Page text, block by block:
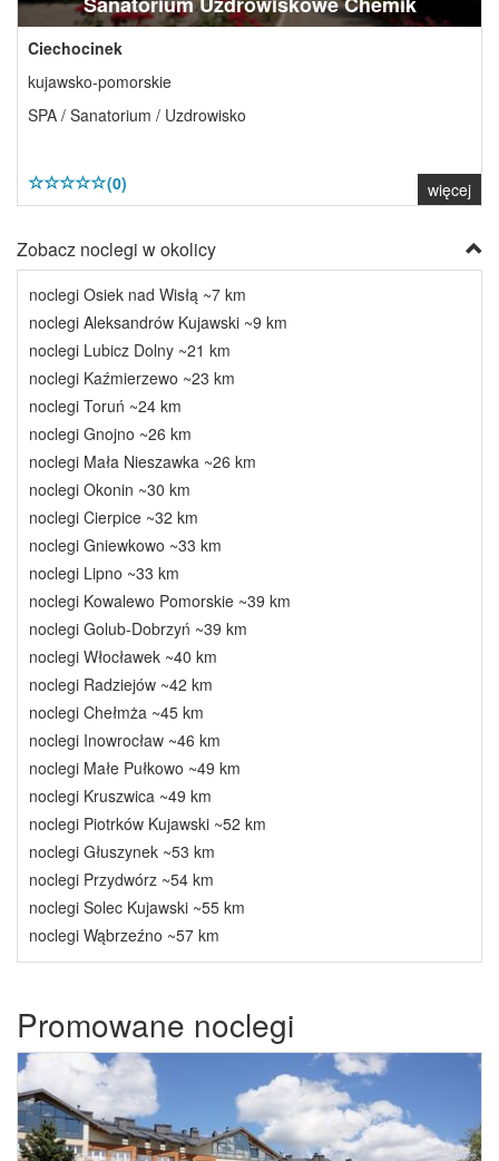
Ciechocinek
kujawsko-pomorskie
SPA / Sanatorium / Uzdrowisko
(0) więcej
Zobacz noclegi w okolicy
noclegi Osiek nad Wisłą ~7 km
noclegi Aleksandrów Kujawski ~9 km
noclegi Lubicz Dolny ~21 km
noclegi Kaźmierzewo ~23 km
noclegi Toruń ~24 km
noclegi Gnojno ~26 km
noclegi Mała Nieszawka ~26 km
noclegi Okonin ~30 km
noclegi Cierpice ~32 km
noclegi Gniewkowo ~33 km
noclegi Lipno ~33 km
noclegi Kowalewo Pomorskie ~39 km
noclegi Golub-Dobrzyń ~39 km
noclegi Włocławek ~40 km
noclegi Radziejów ~42 km
noclegi Chełmża ~45 km
noclegi Inowrocław ~46 km
noclegi Małe Pułkowo ~49 km
noclegi Kruszwica ~49 km
noclegi Piotrków Kujawski ~52 km
noclegi Głuszynek ~53 km
noclegi Przydwórz ~54 km
noclegi Solec Kujawski ~55 km
noclegi Wąbrzeźno ~57 km
Promowane noclegi
Previous Next